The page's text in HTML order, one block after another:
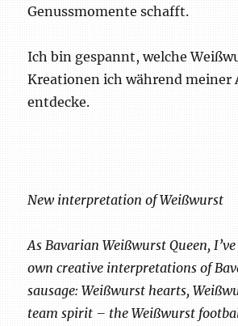
Genussmomente schafft.
Ich bin gespannt, welche
Kreationen ich während meiner
entdecke.
New interpretation of Weißwurst
As Bavarian Weißwurst Queen,
own creative interpretations of
sausage: Weißwurst hearts,
team spirit – the Weißwurst